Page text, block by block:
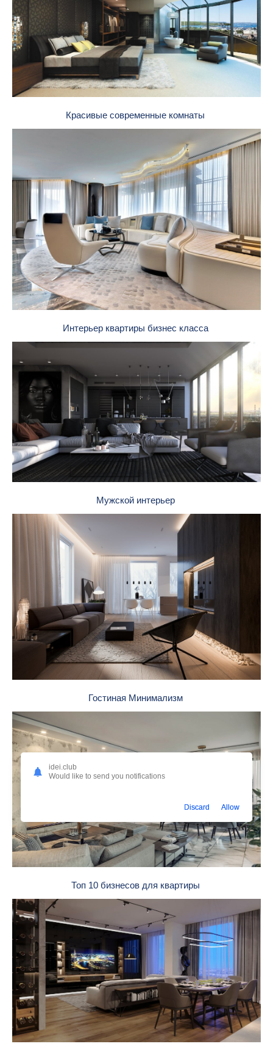
Красивые современные комнаты
Интерьер квартиры бизнес класса
Мужской интерьер
Гостиная Минимализм
Топ 10 бизнесов для квартиры
idei.club
Would like to send you notifications
Discard Allow